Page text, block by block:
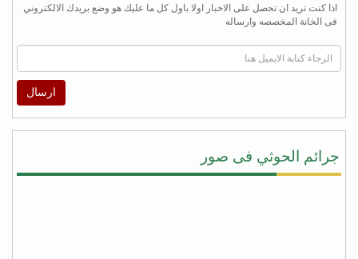
اذا كنت تريد ان تحصل على الاخبار اولا باول كل ما عليك هو وضع بريدك الالكتروني
فى الخانة المخصصه وارساله
ارسال
جرائم الحوثي فى صور